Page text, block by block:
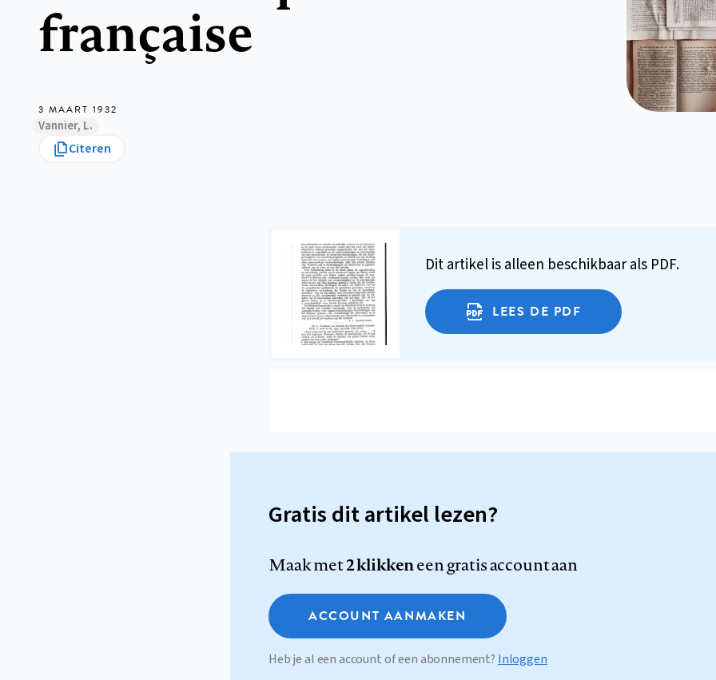
française
3 MAART 1932
Vannier, L.
Citeren
Dit artikel is alleen beschikbaar als PDF.
LEES DE PDF
Gratis dit artikel lezen?
Maak met2 klikkeneen gratis account aan
ACCOUNT AANMAKEN
Heb je al een account of een abonnement? Inloggen